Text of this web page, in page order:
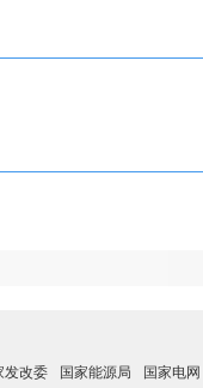
发改委 国家能源局 国家电网